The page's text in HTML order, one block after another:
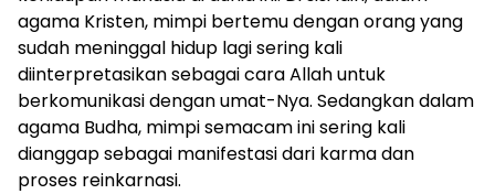
agama Kristen, mimpi bertemu dengan orang yang
sudah meninggal hidup lagi sering kali
diinterpretasikan sebagai cara Allah untuk
berkomunikasi dengan umat-Nya. Sedangkan dalam
agama Budha, mimpi semacam ini sering kali
dianggap sebagai manifestasi dari karma dan
proses reinkarnasi.